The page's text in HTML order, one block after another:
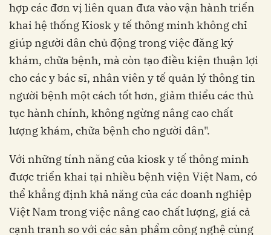
hợp các đơn vị liên quan đưa vào vận hành triển
khai hệ thống Kiosk y tế thông minh không chỉ
giúp người dân chủ động trong việc đăng ký
khám, chữa bệnh, mà còn tạo điều kiện thuận lợi
cho các y bác sĩ, nhân viên y tế quản lý thông tin
người bệnh một cách tốt hơn, giảm thiểu các thủ
tục hành chính, không ngừng nâng cao chất
lượng khám, chữa bệnh cho người dân".
Với những tính năng của kiosk y tế thông minh
được triển khai tại nhiều bệnh viện Việt Nam, có
thể khẳng định khả năng của các doanh nghiệp
Việt Nam trong việc nâng cao chất lượng, giá cả
cạnh tranh so với các sản phẩm công nghệ cùng